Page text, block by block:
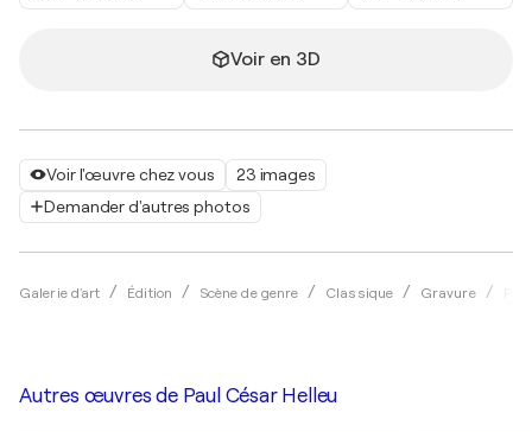
Voir l'œuvre chez vous
23 images
Demander d'autres photos
Galerie d'art Édition Scène de genre Classique Gravure
Voir en 3D
Autres œuvres de Paul César Helleu